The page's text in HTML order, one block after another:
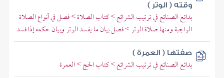
وقته ( الوتر )
بدائع الصنائع في ترتيب الشرائع > كتاب الصلاة > فصل في أنواع الصلاة
الواجبة ومنها صلاة الوتر > فصل بيان ما يفسد الوتر وبيان حكمه إذا فسد
صفتها ( العمرة )
بدائع الصنائع في ترتيب الشرائع > كتاب الحج > العمرة